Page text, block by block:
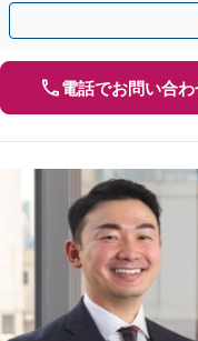
電話でお問い合わ